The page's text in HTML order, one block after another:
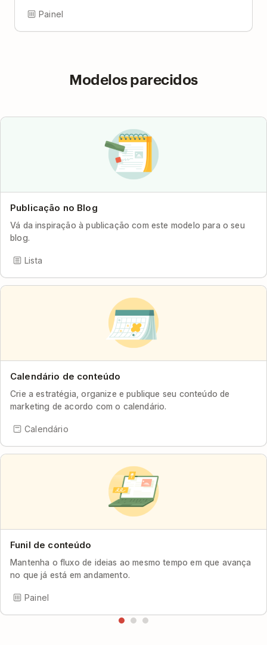
Painel
Modelos parecidos
Publicação no Blog
Vá da inspiração à publicação com este modelo para o seu
blog.
Lista
Calendário de conteúdo
Crie a estratégia, organize e publique seu conteúdo de
marketing de acordo com o calendário.
Calendário
Funil de conteúdo
Mantenha o fluxo de ideias ao mesmo tempo em que avança
no que já está em andamento.
Painel